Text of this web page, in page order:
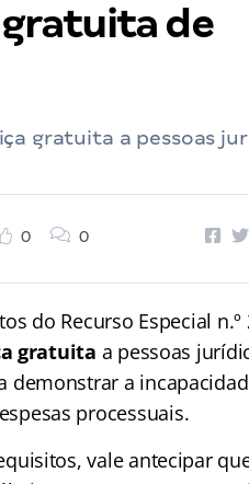
de
gratuita a pessoas
0 0
do Recurso Especial n.º
gratuita a pessoas
demonstrar a
processuais.
vale antecipar